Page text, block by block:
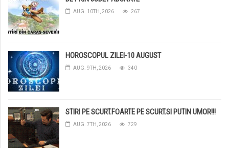
AUG. 10TH, 2026 267
HOROSCOPUL ZILEI-10 AUGUST
AUG. 9TH, 2026 340
STIRI PE SCURT.FOARTE PE SCURT.SI PUTIN UMOR!!!
AUG. 7TH, 2026 729